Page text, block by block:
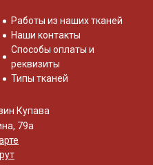
Работы из наших тканей
Наши контакты
Способы оплаты и
реквизиты
Типы тканей
Купава
79а